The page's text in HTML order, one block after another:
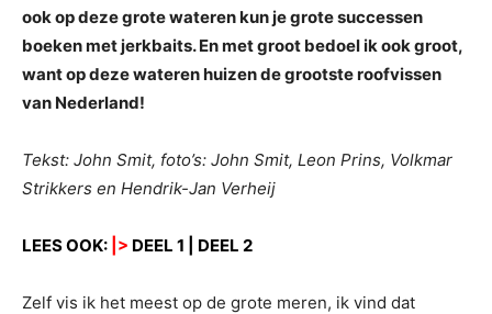
ook op deze grote wateren kun je grote successen
boeken met jerkbaits. En met groot bedoel ik ook groot,
want op deze wateren huizen de grootste roofvissen
van Nederland!
Tekst: John Smit, foto’s: John Smit, Leon Prins, Volkmar
Strikkers en Hendrik-Jan Verheij
LEES OOK: |> DEEL 1 DEEL 2
Zelf vis ik het meest op de grote meren, ik vind dat